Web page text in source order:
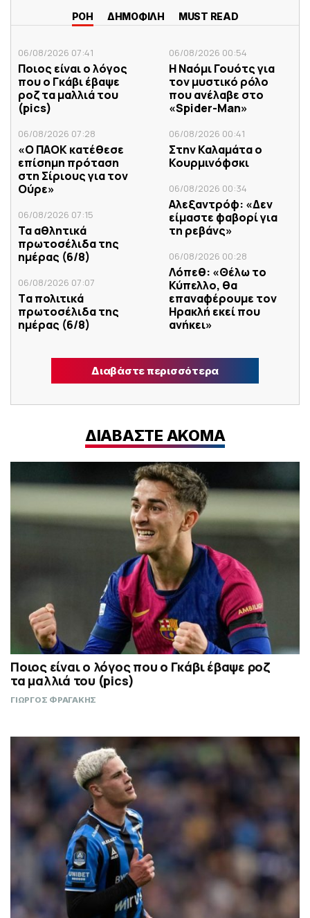
ΡΟΗ ΔΗΜΟΦΙΛΗ MUST READ
06/08/2026 07:41
Ποιος είναι ο λόγος
που ο Γκάβι έβαψε
ροζ τα μαλλιά του
(pics)
06/08/2026 07:28
«Ο ΠΑΟΚ κατέθεσε
επίσημη πρόταση
στη Σίριους για τον
Ούρε»
06/08/2026 07:15
Τα αθλητικά
πρωτοσέλιδα της
ημέρας (6/8)
06/08/2026 07:07
Tα πολιτικά
πρωτοσέλιδα της
ημέρας (6/8)
06/08/2026 00:54
Η Ναόμι Γουότς για
τον μυστικό ρόλο
που ανέλαβε στο
«Spider-Man»
06/08/2026 00:41
Στην Καλαμάτα ο
Κουρμινόφσκι
06/08/2026 00:34
Αλεξαντρόφ: «Δεν
είμαστε φαβορί για
τη ρεβάνς»
06/08/2026 00:28
Λόπεθ: «Θέλω το
Κύπελλο, θα
επαναφέρουμε τον
Ηρακλή εκεί που
ανήκει»
Διαβάστε περισσότερα
ΔΙΑΒΑΣΤΕ ΑΚΟΜΑ
Ποιος είναι ο λόγος που ο Γκάβι έβαψε ροζ
τα μαλλιά του (pics)
ΓΙΩΡΓΟΣ ΦΡΑΓΑΚΗΣ